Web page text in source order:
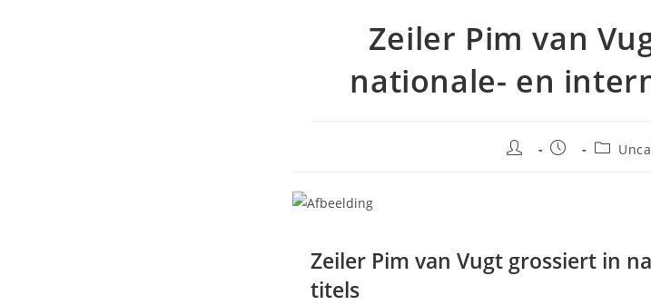
Zeiler Pim van
nationale- en
BerichtBericht
Zeiler Pim van Vugt grossiert in
titels